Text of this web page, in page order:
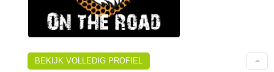
BEKIJK VOLLEDIG PROFIEL